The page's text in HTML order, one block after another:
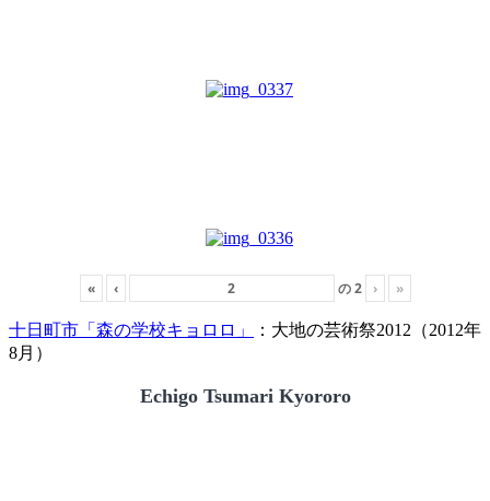
« ‹ の2 › »
十日町市「森の学校キョロロ」
：大地の芸術祭2012（2012年
8月）
Echigo Tsumari Kyororo